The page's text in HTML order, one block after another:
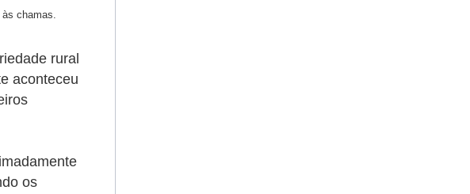
chamas.
rural
aconteceu
os